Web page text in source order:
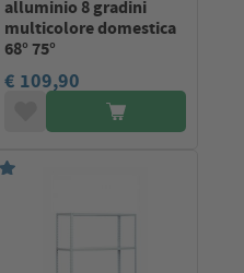
alluminio 8 gradini
multicolore domestica
68° 75°
€ 109,90